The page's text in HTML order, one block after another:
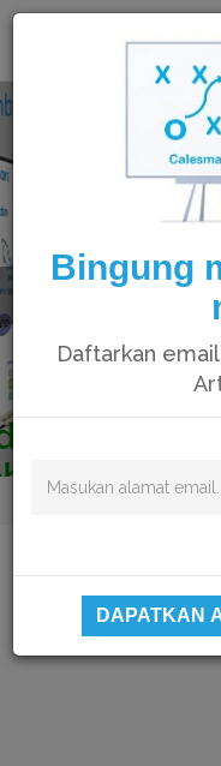
Calesmart
Belajar
Bingung
Daftarkan
DAPATKAN